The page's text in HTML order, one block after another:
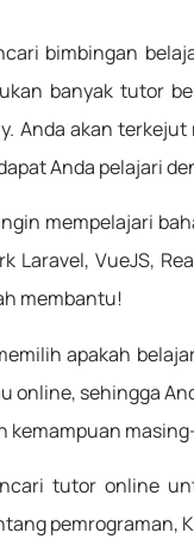
bimbingan
banyak tutor
Anda akan
Anda pelajari
mempelajari
Laravel, VueJS,
membantu!
apakah
online, sehingga
kemampuan
tutor online
pemrograman,